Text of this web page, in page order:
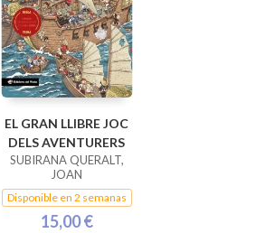
EL GRAN LLIBRE JOC
DELS AVENTURERS
SUBIRANA QUERALT,
JOAN
Disponible en 2 semanas
15,00 €